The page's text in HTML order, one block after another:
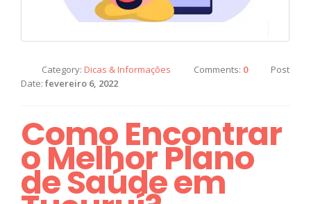
Category: Dicas & Informações Comments: 0
Post
Date: fevereiro 6, 2022
Como Encontrar
o Melhor Plano
de Saúde em